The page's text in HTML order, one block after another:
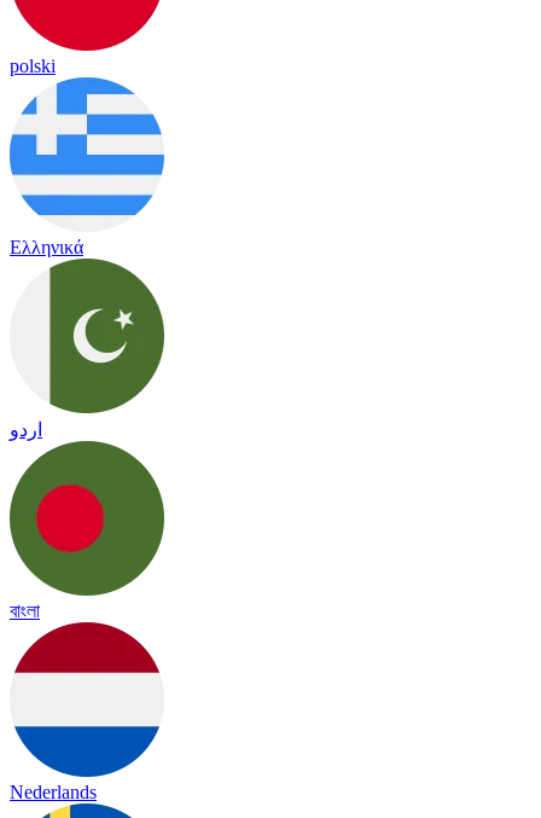
polski
Ελληνικά
اردو
বাংলা
Nederlands